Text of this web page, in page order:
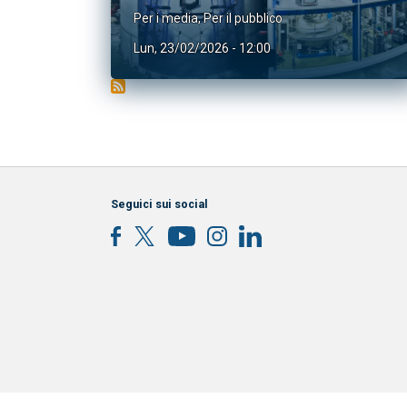
Per i media,Per il pubblico
Lun, 23/02/2026 - 12:00
Seguici sui social